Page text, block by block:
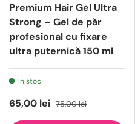
Premium Hair Gel Ultra
Strong – Gel de păr
profesional cu fixare
ultra puternică 150 ml
In stoc
65,00 lei 75,00 lei